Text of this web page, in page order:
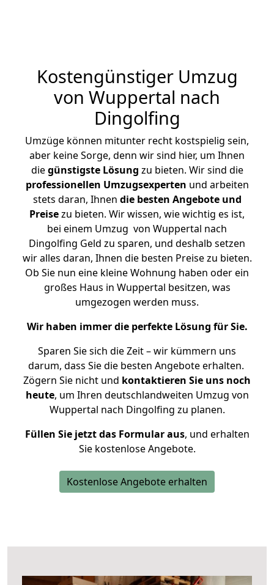
Kostengünstiger Umzug
von Wuppertal nach
Dingolfing
Umzüge können mitunter recht kostspielig sein,
aber keine Sorge, denn wir sind hier, um Ihnen
diegünstigste Lösung zu bieten. Wir sind die
professionellen Umzugsexperten und arbeiten
stets daran, Ihnen die besten Angebote und
Preisezu bieten. Wir wissen, wie wichtig es ist,
bei einem Umzug von Wuppertal nach
Dingolfing Geld zu sparen, und deshalb setzen
wir alles daran, Ihnen die besten Preise zu bieten.
Ob Sie nun eine kleine Wohnung haben oder ein
großes Haus in Wuppertal besitzen, was
umgezogen werden muss.
Wir haben immer die perfekte Lösung für Sie.
Sparen Sie sich die Zeit – wir kümmern uns
darum, dass Sie die besten Angebote erhalten.
Zögern Sie nicht und kontaktieren Sie uns noch
heute, um Ihren deutschlandweiten Umzug von
Wuppertal nach Dingolfing zu planen.
Füllen Sie jetzt das Formular aus, und erhalten
Sie kostenlose Angebote.
Kostenlose Angebote erhalten